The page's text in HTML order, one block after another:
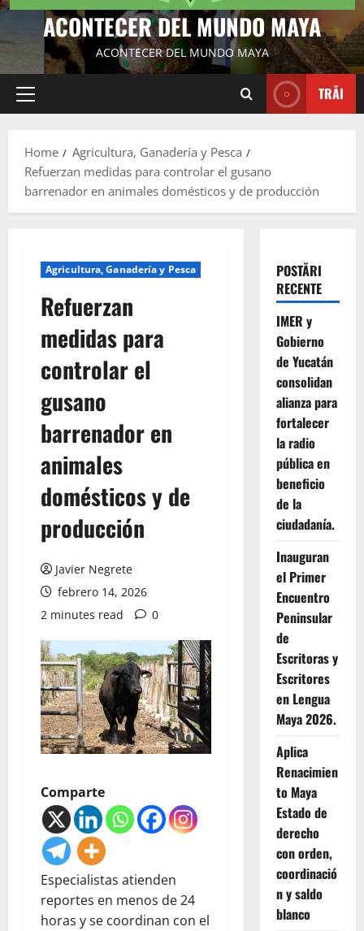
ACONTECER DEL MUNDO MAYA
ACONTECER DEL MUNDO MAYA
Primary
TRĂI
Home
Agricultura, Ganadería y Pesca
Refuerzan medidas para controlar el gusano
barrenador en animales domésticos y de producción
Agricultura, Ganadería y Pesca
Refuerzan
medidas para
controlar el
gusano
barrenador en
animales
domésticos y de
producción
Javier Negrete
febrero 14, 2026
2 minutes read
0
Comparte
Especialistas atienden
reportes en menos de 24
horas y se coordinan con el
POSTĂRI
RECENTE
IMER y
Gobierno
de Yucatán
consolidan
alianza para
fortalecer
la radio
pública en
beneficio
de la
ciudadanía.
Inauguran
el Primer
Encuentro
Peninsular
de
Escritoras y
Escritores
en Lengua
Maya 2026.
Aplica
Renacimien
to Maya
Estado de
derecho
con orden,
coordinació
n y saldo
blanco